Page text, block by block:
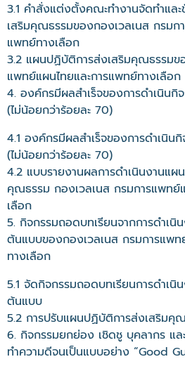
3.1 คำสั่งแต่งตั้งคณะทำงานจัดทำแล
เสริมคุณธรรมของกองเวลเนส กรมก
แพทย์ทางเลือก
3.2 แผนปฏิบัติการส่งเสริมคุณธรรมข
แพทย์แผนไทยและการแพทย์ทางเลือก
4. องค์กรมีผลสำเร็จของการดำเนิน
(ไม่น้อยกว่าร้อยละ 70)
4.1 องค์กรมีผลสำเร็จของการดำเนิ
(ไม่น้อยกว่าร้อยละ 70)
4.2 แบบรายงานผลการดำเนินงานแผ
คุณธรรม กองเวลเนส กรมการแพทย์
เลือก
5. กิจกรรมถอดบทเรียนจากการดำเ
ต้นแบบของกองเวลเนส กรมการแพท
ทางเลือก
5.1 จัดกิจกรรมถอดบทเรียนการดำเ
ต้นแบบ
5.2 การปรับแผนปฏิบัติการส่งเสริมคุ
6. กิจกรรมยกย่อง เชิดชู บุคลากร แ
ทำความดีจนเป็นแบบอย่าง “Good